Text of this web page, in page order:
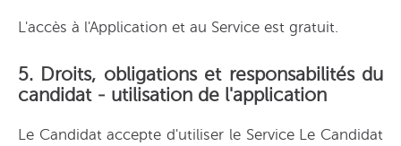
L'accès à l'Application et au Service est gratuit.
5. Droits, obligations et responsabilités du
candidat - utilisation de l'application
Le Candidat accepte d'utiliser le Service Le Candidat